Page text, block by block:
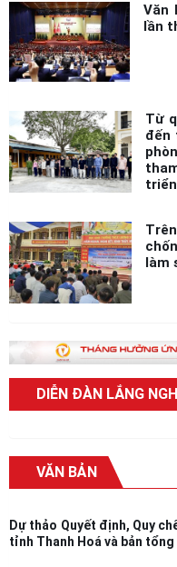
Văn
lần
Từ
đến
triển
làm
DIỄN ĐÀN LẮNG
VĂN BẢN
Dự thảo Quyết định, Quy
tỉnh Thanh Hoá và bản